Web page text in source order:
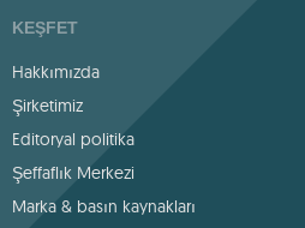
KEŞFET
Hakkımızda
Şirketimiz
Editoryal politika
Şeffaflık Merkezi
Marka & basın kaynakları